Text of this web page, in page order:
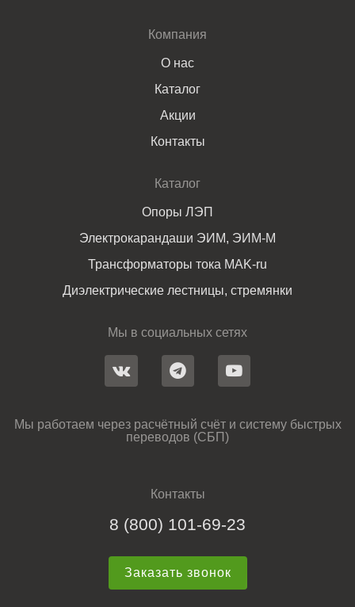
Компания
О нас
Каталог
Акции
Контакты
Каталог
Опоры ЛЭП
Электрокарандаши ЭИМ, ЭИМ-М
Трансформаторы тока MAK-ru
Диэлектрические лестницы, стремянки
Мы в социальных сетях
Мы работаем через расчётный счёт и систему быстрых
переводов (СБП)
Контакты
8 (800) 101-69-23
Заказать звонок